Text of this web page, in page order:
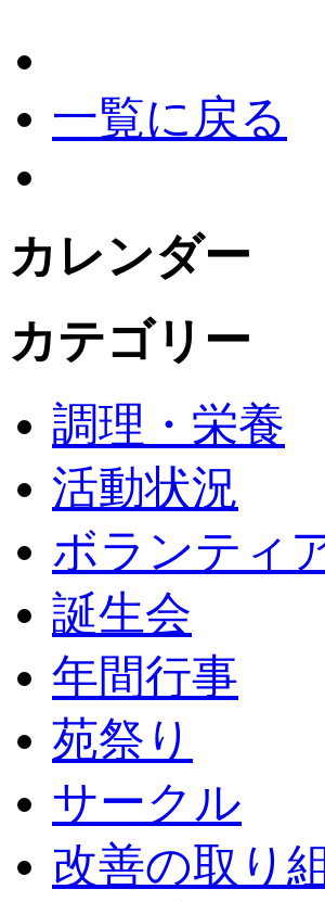
一覧に戻る
カレンダー
カテゴリー
調理・栄養
活動状況
ボランティ
誕生会
年間行事
苑祭り
サークル
改善の取り